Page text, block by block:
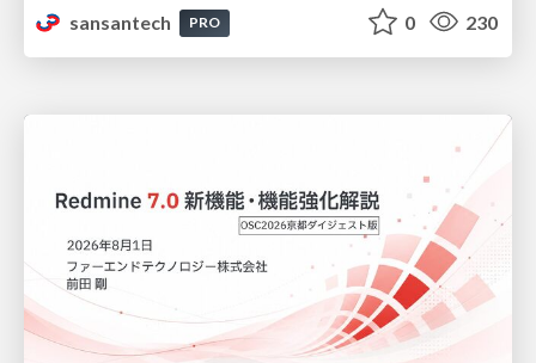
sansantech
PRO 0 230